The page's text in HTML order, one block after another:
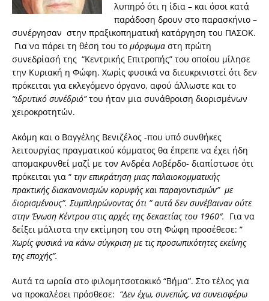
λυπηρό ότι η ίδια – και όσοι κατά
παράδοση δρουν στο παρασκήνιο –
συνέργησαν στην πραξικοπηματική κατάργηση του ΠΑΣΟΚ.
Για να πάρει τη θέση του το μόρφωμα στη πρώτη
συνεδρίασή της “Κεντρικής Επιτροπής” του οποίου μίλησε
την Κυριακή η Φώφη. Χωρίς φυσικά να διευκρινιστεί ότι δεν
πρόκειται για εκλεγόμενο όργανο, αφού άλλωστε και το
“ιδρυτικό συνέδριό”του ήταν μια συνάθροιση διορισμένων
χειροκροτητών.
Ακόμη και ο Βαγγέλης Βενιζέλος -που υπό συνθήκες
λειτουργίας πραγματικού κόμματος θα έπρεπε να έχει ήδη
απομακρυνθεί μαζί με τον Ανδρέα Λοβέρδο- διαπίστωσε ότι
πρόκειται για “ την επικράτηση μιας παλαιοκομματικής
πρακτικής διακανονισμών κορυφής και παραγοντισμών” με
διορισμένους”. Συμπληρώνοντας ότι ” αυτά δεν συνέβαιναν ούτε
στην Ένωση Κέντρου στις αρχές της δεκαετίας του 1960″. Για να
δείξει μάλιστα την εκτίμηση του στη Φώφη προσέθεσε: ”
Χωρίς φυσικά να κάνω σύγκριση με τις προσωπικότητες εκείνης
της εποχής”.
Αυτά τα ωραία στο φιλομητσοτακικό “Βήμα”. Στο τέλος για
να προκαλέσει πρόσθεσε: “Δεν έχω, συνεπώς, να συνεισφέρω